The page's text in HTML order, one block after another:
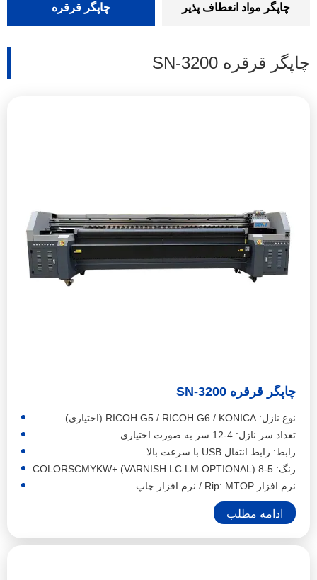
چاپگر مواد انعطاف پذیر چاپگر قرقره
چاپگر قرقره SN-3200
چاپگر قرقره SN-3200
نوع نازل: RICOH G5 / RICOH G6 / KONICA (اختیاری)
تعداد سر نازل: 4-12 سر به صورت اختیاری
رابط: رابط انتقال USB با سرعت بالا
رنگ: 5-8 COLORSCMYKW+ (VARNISH LC LM OPTIONAL)
نرم افزار Rip: MTOP / نرم افزار چاپ
ادامه مطلب